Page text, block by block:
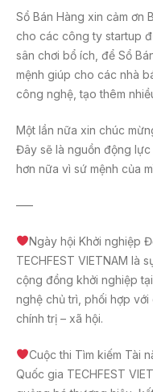
Sổ Bán Hàng xin cảm ơn
cho các công ty startup
sân chơi bổ ích, để Sổ
mệnh giúp cho các nhà
công nghệ, tạo thêm
Một lần nữa xin chúc
Đây sẽ là nguồn động lực
hơn nữa vì sứ mệnh của
—–
Ngày hội Khởi nghiệp
TECHFEST VIETNAM là
cộng đồng khởi nghiệp
nghệ chủ trì, phối hợp
chính trị – xã hội.
Cuộc thi Tìm kiếm Tài
Quốc gia TECHFEST